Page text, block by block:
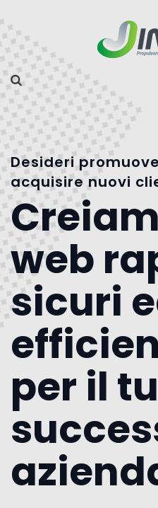
Desideri
acquisire nuovi
web
sicuri
per il